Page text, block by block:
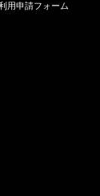
用申請フォーム